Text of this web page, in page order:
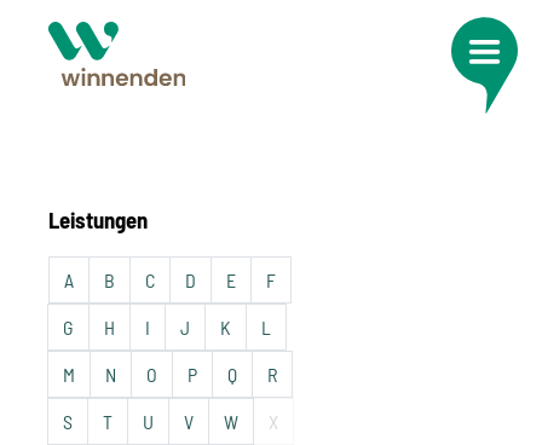
Leistungen
A B C D E F
G H I J K L
M N O P Q R
S T U V W X